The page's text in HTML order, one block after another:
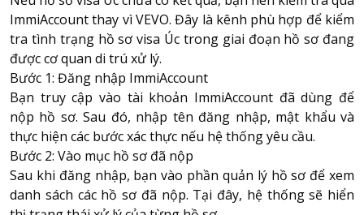
ImmiAccount thay vì VEVO. Đây là kênh phù hợp để kiểm
tra tình trạng hồ sơ visa Úc trong giai đoạn hồ sơ đang
được cơ quan di trú xử lý.
Bước 1: Đăng nhập ImmiAccount
Bạn truy cập vào tài khoản ImmiAccount đã dùng để
nộp hồ sơ. Sau đó, nhập tên đăng nhập, mật khẩu và
thực hiện các bước xác thực nếu hệ thống yêu cầu.
Bước 2: Vào mục hồ sơ đã nộp
Sau khi đăng nhập, bạn vào phần quản lý hồ sơ để xem
danh sách các hồ sơ đã nộp. Tại đây, hệ thống sẽ hiển